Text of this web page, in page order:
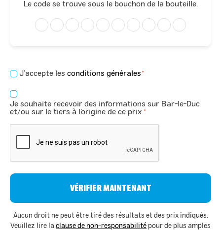
Le code se trouve sous le bouchon de la bouteille.
Consentement
J’accepte les conditions générales *
Consentement
*
Je souhaite recevoir des informations sur Bar-le-Duc
et/ou sur le tiers à l’origine de ce prix.*
CAPTCHA
Aucun droit ne peut être tiré des résultats et des prix indiqués.
Veuillez lire la clause de non-responsabilité pour de plus amples